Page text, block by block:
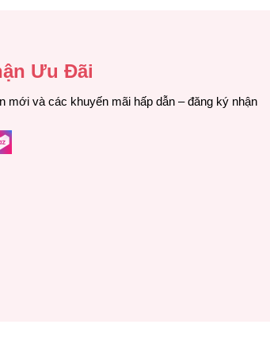
Ưu Đãi
mới và các khuyến mãi hấp dẫn – đăng ký nhận